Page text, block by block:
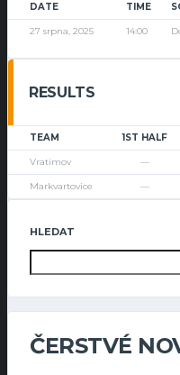
DATE TIME
27 srpna, 2025 14:00
RESULTS
TEAM 1ST HALF
Vratimov —
Markvartovice —
HLEDAT
ČERSTVÉ